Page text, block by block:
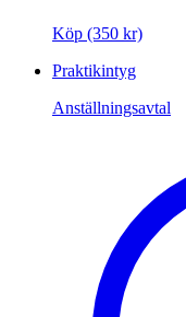
Köp (350 kr)
Praktikintyg
Anställningsavtal